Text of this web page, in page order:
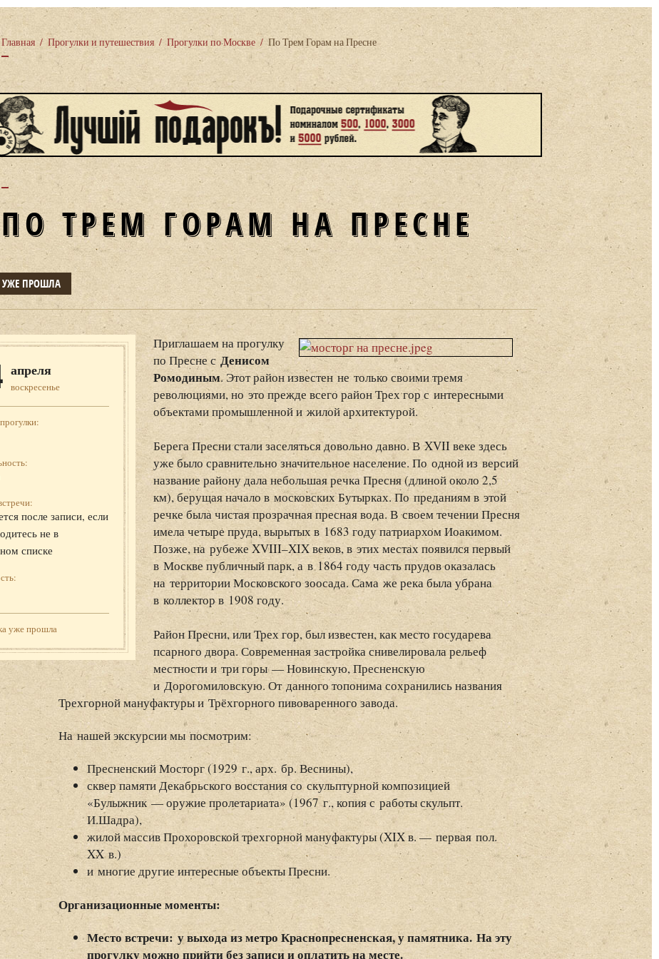
Главная / Прогулки и путешествия / Прогулки по Москве / По Трем Горам на Пресне
ПО ТРЕМ ГОРАМ НА ПРЕСНЕ
УЖЕ ПРОШЛА
апреля
воскресенье
после записи, если
не в
списке
уже прошла
Приглашаем на прогулку
по Пресне с Денисом
Ромодиным. Этот район известен не только своими тремя
революциями, но это прежде всего район Трех гор с интересными
объектами промышленной и жилой архитектурой.
Берега Пресни стали заселяться довольно давно. В XVII веке здесь
уже было сравнительно значительное население. По одной из версий
название району дала небольшая речка Пресня (длиной около 2,5
км), берущая начало в московских Бутырках. По преданиям в этой
речке была чистая прозрачная пресная вода. В своем течении Пресня
имела четыре пруда, вырытых в 1683 году патриархом Иоакимом.
Позже, на рубеже XVIII–XIX веков, в этих местах появился первый
в Москве публичный парк, а в 1864 году часть прудов оказалась
на территории Московского зоосада. Сама же река была убрана
в коллектор в 1908 году.
Район Пресни, или Трех гор, был известен, как место государева
псарного двора. Современная застройка снивелировала рельеф
местности и три горы — Новинскую, Пресненскую
и Дорогомиловскую. От данного топонима сохранились названия
Трехгорной мануфактуры и Трёхгорного пивоваренного завода.
На нашей экскурсии мы посмотрим:
Пресненский Мосторг (1929 г., арх. бр. Веснины),
сквер памяти Декабрьского восстания со скульптурной композицией
«Булыжник — оружие пролетариата» (1967 г., копия с работы скульпт.
И.Шадра),
жилой массив Прохоровской трехгорной мануфактуры (XIX в. — первая пол.
XX в.)
и многие другие интересные объекты Пресни.
Организационные моменты:
Место встречи: у выхода из метро Краснопресненская, у памятника. На эту
прогулку можно прийти без записи и оплатить на месте.